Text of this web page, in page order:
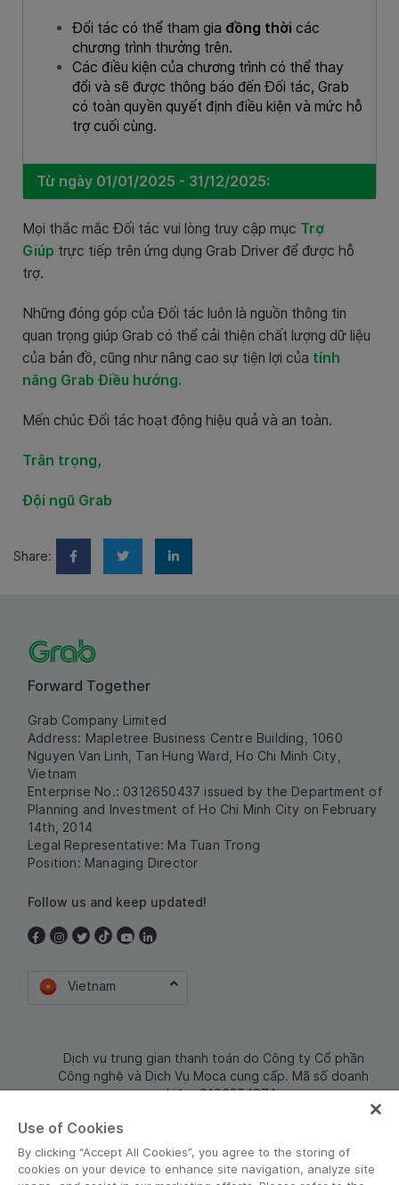
Đối tác có thể tham gia đồng thời các
chương trình thưởng trên.
Các điều kiện của chương trình có thể thay
đổi và sẽ được thông báo đến Đối tác, Grab
có toàn quyền quyết định điều kiện và mức hỗ
trợ cuối cùng.
Từ ngày 01/01/2025 - 31/12/2025:
Mọi thắc mắc Đối tác vui lòng truy cập mục Trợ
Giúp trực tiếp trên ứng dụng Grab Driver để được hỗ
trợ.
Những đóng góp của Đối tác luôn là nguồn thông tin
quan trọng giúp Grab có thể cải thiện chất lượng dữ liệu
của bản đồ, cũng như nâng cao sự tiện lợi của tính
năng Grab Điều hướng.
Mến chúc Đối tác hoạt động hiệu quả và an toàn.
Trân trọng,
Đội ngũ Grab
Share:
Forward Together
Grab Company Limited
Address: Mapletree Business Centre Building, 1060
Nguyen Van Linh, Tan Hung Ward, Ho Chi Minh City,
Vietnam
Enterprise No.: 0312650437 issued by the Department of
Planning and Investment of Ho Chi Minh City on February
14th, 2014
Legal Representative: Ma Tuan Trong
Position: Managing Director
Follow us and keep updated!
Vietnam
Dịch vụ trung gian thanh toán do Công ty Cổ phần
Công nghệ và Dịch Vụ Moca cung cấp. Mã số doanh
nghiệp: 0106254974
Use of Cookies
By clicking “Accept All Cookies”, you agree to the storing of
cookies on your device to enhance site navigation, analyze site